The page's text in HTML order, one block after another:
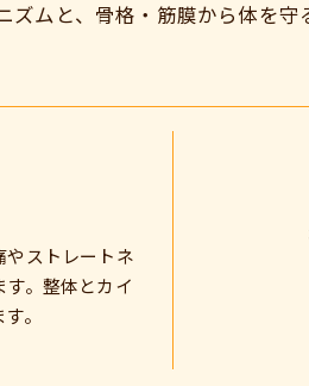
ムと、骨格・筋膜から体を守
やストレートネ
。整体とカイ
。